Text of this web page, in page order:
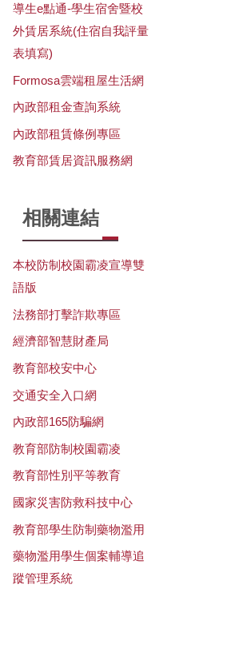
導生e點通-學生宿舍暨校
外賃居系統(住宿自我評量
表填寫)
Formosa雲端租屋生活網
內政部租金查詢系統
內政部租賃條例專區
教育部賃居資訊服務網
相關連結
本校防制校園霸凌宣導雙
語版
法務部打擊詐欺專區
經濟部智慧財產局
教育部校安中心
交通安全入口網
內政部165防騙網
教育部防制校園霸凌
教育部性別平等教育
國家災害防救科技中心
教育部學生防制藥物濫用
藥物濫用學生個案輔導追
蹤管理系統